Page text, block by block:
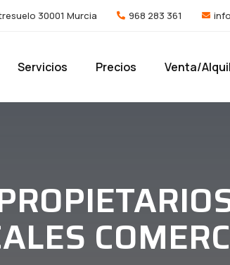
30001 Murcia 968 283 361
Servicios Precios Venta/